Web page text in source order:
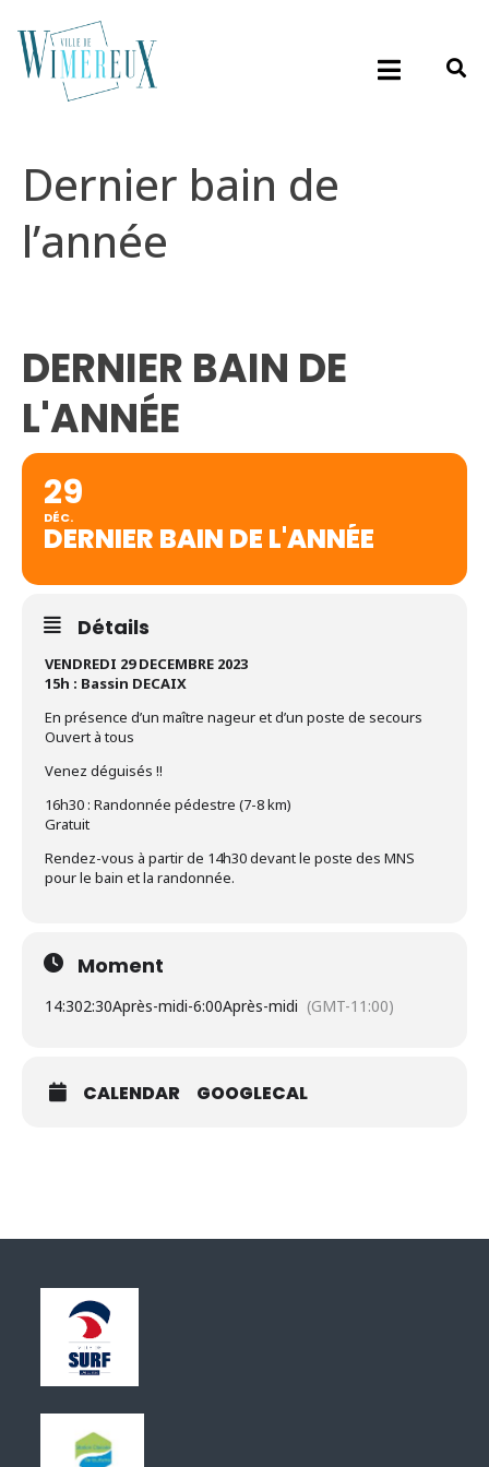
Dernier bain de
l’année
DERNIER BAIN DE
L'ANNÉE
29
DÉC.
DERNIER BAIN DE L'ANNÉE
Détails
VENDREDI 29 DECEMBRE 2023
15h : Bassin DECAIX
En présence d’un maître nageur et d’un poste de secours
Ouvert à tous
Venez déguisés !!
16h30 : Randonnée pédestre (7-8 km)
Gratuit
Rendez-vous à partir de 14h30 devant le poste des MNS
pour le bain et la randonnée.
Moment
14:302:30Après-midi-6:00Après-midi (GMT-11:00)
CALENDAR GOOGLECAL